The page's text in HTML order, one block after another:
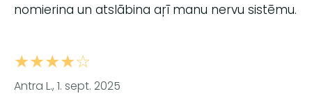
nomierina un atslābina aŗī manu nervu sistēmu.
★★★★☆
Antra L., 1. sept. 2025